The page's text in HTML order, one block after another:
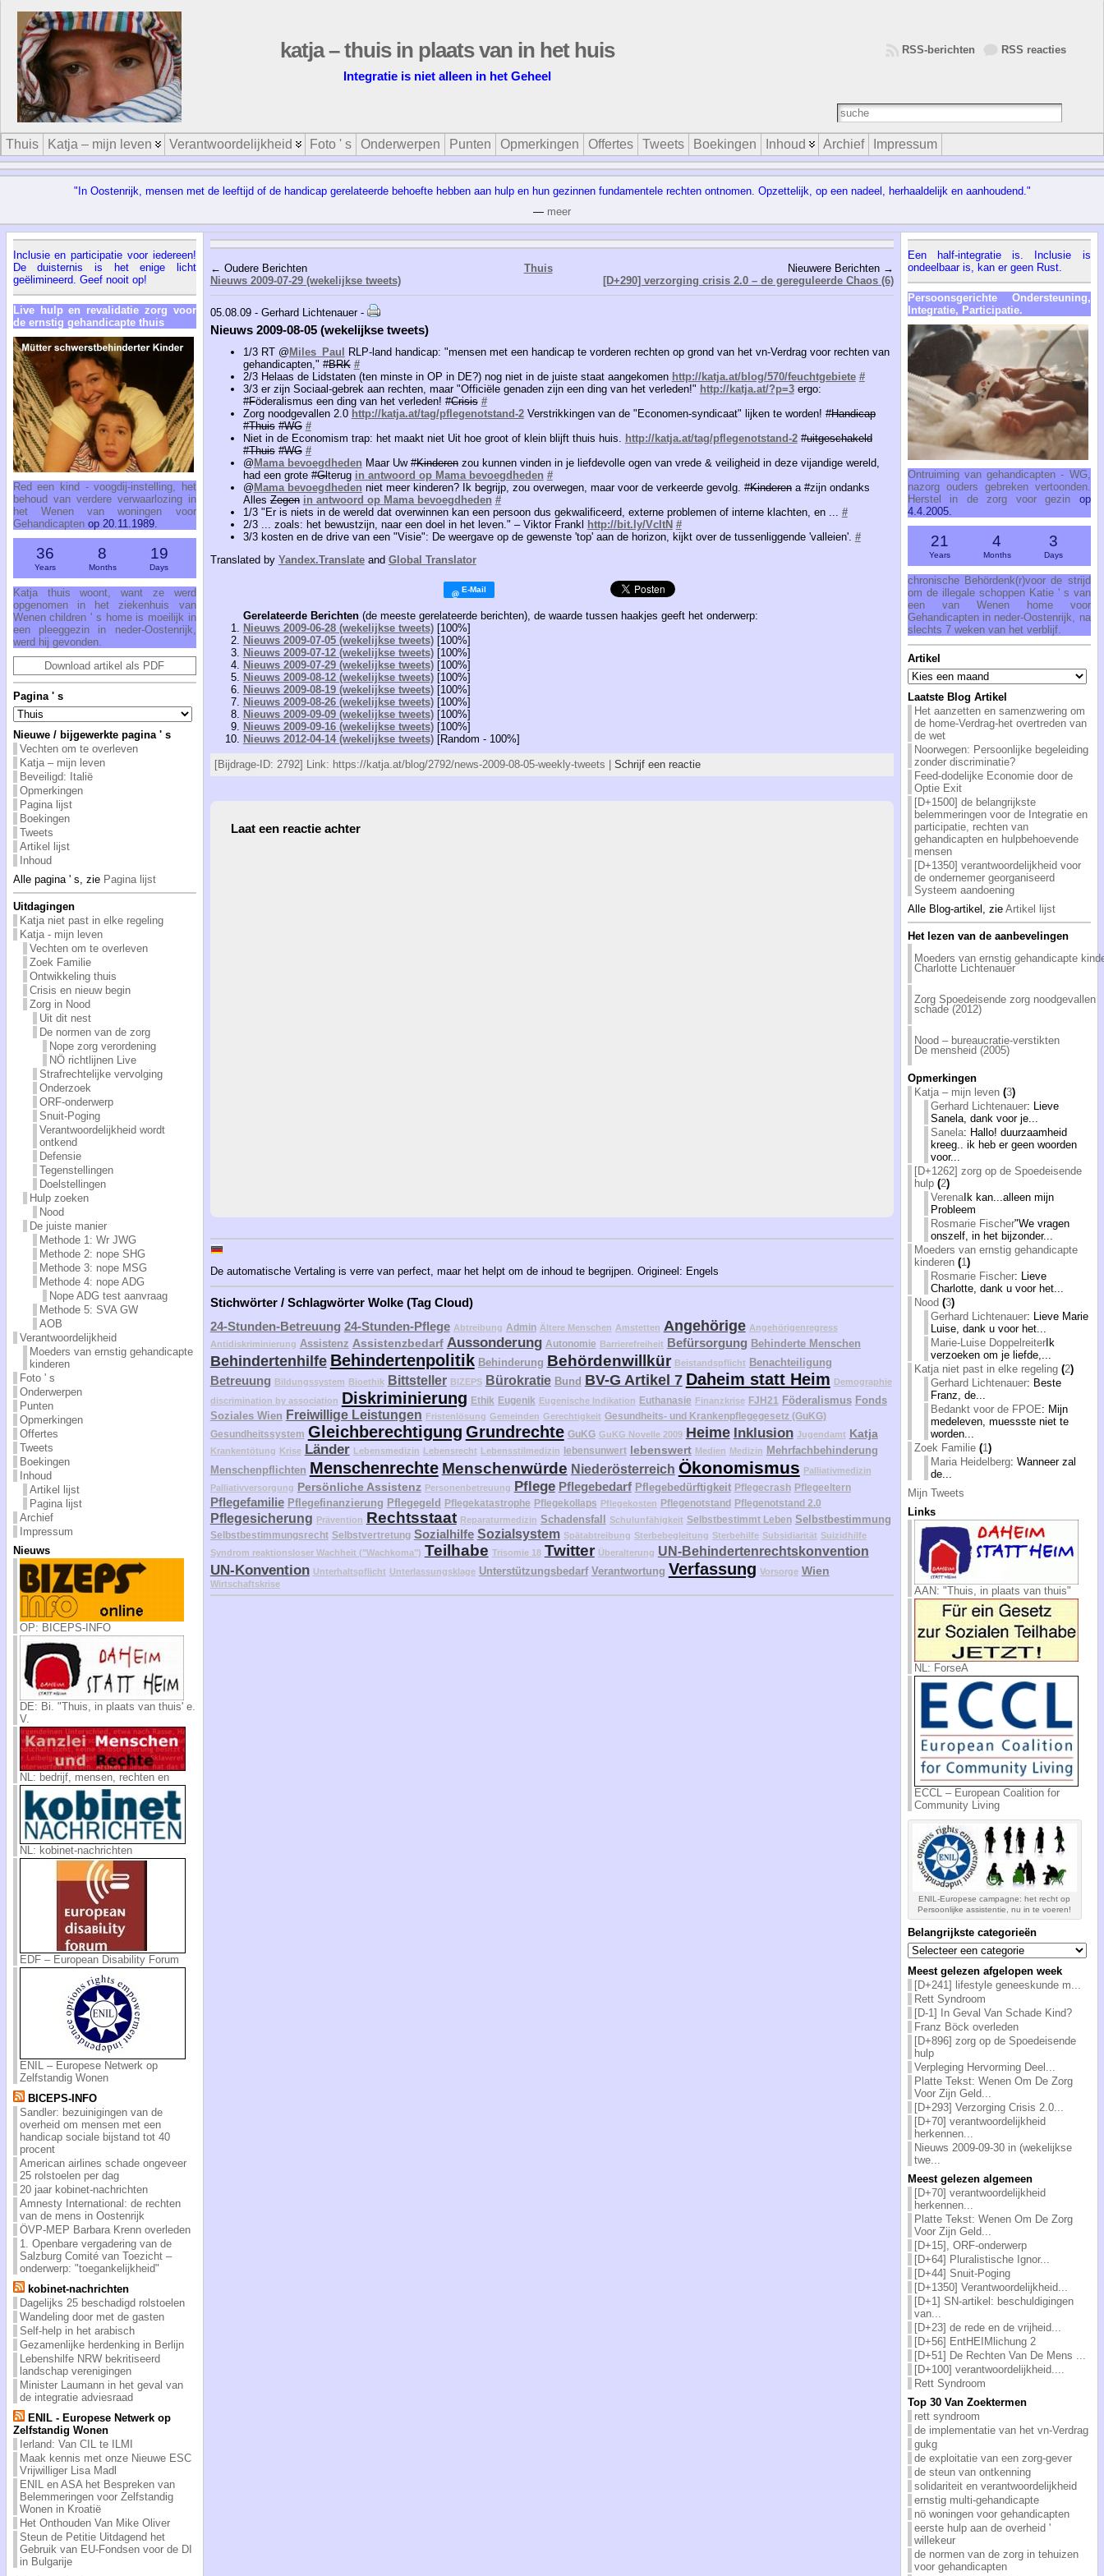
katja – thuis in plaats van in het huis
Integratie is niet alleen in het Geheel
RSS reacties
RSS-berichten
Thuis Katja – mijn leven Verantwoordelijkheid Foto ' s Onderwerpen Punten Opmerkingen Offertes Tweets Boekingen Inhoud Archief Impressum
"In Oostenrijk, mensen met de leeftijd of de handicap gerelateerde behoefte hebben aan hulp en hun gezinnen fundamentele rechten ontnomen. Opzettelijk, op een nadeel, herhaaldelijk en aanhoudend."
— meer
Inclusie en participatie voor iedereen!
De duisternis is het enige licht
geëlimineerd. Geef nooit op!
Live hulp en revalidatie zorg voor
de ernstig gehandicapte thuis
Red een kind - voogdij-instelling, het
behoud van verdere verwaarlozing in
het Wenen van woningen voor
Gehandicaptenop 20.11.1989.
36
Years
8
Months
19
Days
Katja thuis woont, want ze werd
opgenomen in het ziekenhuis van
Wenen children ' s home is moeilijk in
een pleeggezin in neder-Oostenrijk,
werd hij gevonden.
Download artikel als PDF
Pagina ' s
Nieuwe / bijgewerkte pagina ' s
Vechten om te overleven
Katja – mijn leven
Beveiligd: Italië
Opmerkingen
Pagina lijst
Boekingen
Tweets
Artikel lijst
Inhoud
Alle pagina ' s, zie Pagina lijst
Uitdagingen
Katja niet past in elke regeling
Katja - mijn leven
Vechten om te overleven
Zoek Familie
Ontwikkeling thuis
Crisis en nieuw begin
Zorg in Nood
Uit dit nest
De normen van de zorg
Nope zorg verordening
NÖ richtlijnen Live
Strafrechtelijke vervolging
Onderzoek
ORF-onderwerp
Snuit-Poging
Verantwoordelijkheid wordt
ontkend
Defensie
Tegenstellingen
Doelstellingen
Hulp zoeken
Nood
De juiste manier
Methode 1: Wr JWG
Methode 2: nope SHG
Methode 3: nope MSG
Methode 4: nope ADG
Nope ADG test aanvraag
Methode 5: SVA GW
AOB
Verantwoordelijkheid
Moeders van ernstig gehandicapte
kinderen
Foto ' s
Onderwerpen
Punten
Opmerkingen
Offertes
Tweets
Boekingen
Inhoud
Artikel lijst
Pagina lijst
Archief
Impressum
Nieuws
OP: BICEPS-INFO
DE: Bi. "Thuis, in plaats van thuis' e.
V.
NL: bedrijf, mensen, rechten en
NL: kobinet-nachrichten
EDF – European Disability Forum
ENIL – Europese Netwerk op
Zelfstandig Wonen
BICEPS-INFO
Sandler: bezuinigingen van de
overheid om mensen met een
handicap sociale bijstand tot 40
procent
American airlines schade ongeveer
25 rolstoelen per dag
20 jaar kobinet-nachrichten
Amnesty International: de rechten
van de mens in Oostenrijk
ÖVP-MEP Barbara Krenn overleden
1. Openbare vergadering van de
Salzburg Comité van Toezicht –
onderwerp: "toegankelijkheid"
kobinet-nachrichten
Dagelijks 25 beschadigd rolstoelen
Wandeling door met de gasten
Self-help in het arabisch
Gezamenlijke herdenking in Berlijn
Lebenshilfe NRW bekritiseerd
landschap verenigingen
Minister Laumann in het geval van
de integratie adviesraad
ENIL - Europese Netwerk op
Zelfstandig Wonen
Ierland: Van CIL te ILMI
Maak kennis met onze Nieuwe ESC
Vrijwilliger Lisa Madl
ENIL en ASA het Bespreken van
Belemmeringen voor Zelfstandig
Wonen in Kroatië
Het Onthouden Van Mike Oliver
Steun de Petitie Uitdagend het
Gebruik van EU-Fondsen voor de DI
in Bulgarije
← Oudere Berichten
Nieuws 2009-07-29 (wekelijkse tweets)
Thuis
Nieuwere Berichten →
[D+290] verzorging crisis 2.0 – de gereguleerde Chaos (6)
05.08.09 - Gerhard Lichtenauer -
Nieuws 2009-08-05 (wekelijkse tweets)
1/3 RT @ Miles_Paul
RLP-land handicap: "mensen met een handicap te vorderen rechten op grond van het vn-Verdrag voor rechten van
gehandicapten," #BRK #
2/3 Helaas de Lidstaten (ten minste in OP in DE?) nog niet in de juiste staat aangekomen http://katja.at/blog/570/feuchtgebiete #
3/3 er zijn Sociaal-gebrek aan rechten, maar "Officiële genaden zijn een ding van het verleden!" http://katja.at/?p=3ergo:
#Föderalismus een ding van het verleden! #Crisis #
Zorg noodgevallen 2.0 http://katja.at/tag/pflegenotstand-2Verstrikkingen van de "Economen-syndicaat" lijken te worden! #Handicap
#Thuis#WG #
Niet in de Economism trap: het maakt niet Uit hoe groot of klein blijft thuis huis. http://katja.at/tag/pflegenotstand-2#uitgeschakeld
#Thuis#WG #
@ Mama bevoegdheden Maar Uw #Kinderenzou kunnen vinden in je liefdevolle ogen van vrede & veiligheid in deze vijandige wereld,
had een grote #Glterug in antwoord op Mama bevoegdheden #
@ Mama bevoegdheden niet meer kinderen? Ik begrijp, zou overwegen, maar voor de verkeerde gevolg. #Kinderena #zijn ondanks
AllesZegen in antwoord op Mama bevoegdheden #
1/3 "Er is niets in de wereld dat overwinnen kan een persoon dus gekwalificeerd, externe problemen of interne klachten, en ... #
2/3 ... zoals: het bewustzijn, naar een doel in het leven." – Viktor Frankl http://bit.ly/VcItN #
3/3 kosten en de drive van een "Visie": De weergave op de gewenste 'top' aan de horizon, kijkt over de tussenliggende 'valleien'. #
Translated by Yandex.Translateand Global Translator
Gerelateerde Berichten(de meeste gerelateerde berichten), de waarde tussen haakjes geeft het onderwerp:
Nieuws 2009-06-28 (wekelijkse tweets)[100%]
Nieuws 2009-07-05 (wekelijkse tweets)[100%]
Nieuws 2009-07-12 (wekelijkse tweets)[100%]
Nieuws 2009-07-29 (wekelijkse tweets)[100%]
Nieuws 2009-08-12 (wekelijkse tweets)[100%]
Nieuws 2009-08-19 (wekelijkse tweets)[100%]
Nieuws 2009-08-26 (wekelijkse tweets)[100%]
Nieuws 2009-09-09 (wekelijkse tweets)[100%]
Nieuws 2009-09-16 (wekelijkse tweets)[100%]
Nieuws 2012-04-14 (wekelijkse tweets)[Random - 100%]
[Bijdrage-ID: 2792] Link: https://katja.at/blog/2792/news-2009-08-05-weekly-tweets | Schrijf een reactie
Laat een reactie achter
De automatische Vertaling is verre van perfect, maar het helpt om de inhoud te begrijpen. Origineel: Engels
Stichwörter / Schlagwörter Wolke (Tag Cloud)
24-Stunden-Betreuung 24-Stunden-Pflege Abtreibung Admin Ältere Menschen Amstetten Angehörige Angehörigenregress
Antidiskriminierung Assistenz Assistenzbedarf Aussonderung Autonomie Barrierefreiheit Befürsorgung Behinderte Menschen
Behindertenhilfe Behindertenpolitik Behinderung Behördenwillkür Beistandspflicht Benachteiligung
Betreuung Bildungssystem Bioethik Bittsteller BIZEPS Bürokratie Bund BV-G Artikel 7 Daheim statt Heim Demographie
discrimination by association Diskriminierung Ethik Eugenik Eugenische Indikation Euthanasie Finanzkrise FJH21 Föderalismus Fonds
Soziales Wien Freiwillige Leistungen Fristenlösung Gemeinden Gerechtigkeit Gesundheits- und Krankenpflegegesetz (GuKG)
Gesundheitssystem Gleichberechtigung Grundrechte GuKG GuKG Novelle 2009 Heime Inklusion Jugendamt Katja
Krankentötung Krise Länder Lebensmedizin Lebensrecht Lebensstilmedizin lebensunwert lebenswert Medien Medizin Mehrfachbehinderung
Menschenpflichten Menschenrechte Menschenwürde Niederösterreich Ökonomismus Palliativmedizin
Palliativversorgung Persönliche Assistenz Personenbetreuung Pflege Pflegebedarf Pflegebedürftigkeit Pflegecrash Pflegeeltern
Pflegefamilie Pflegefinanzierung Pflegegeld Pflegekatastrophe Pflegekollaps Pflegekosten Pflegenotstand Pflegenotstand 2.0
Pflegesicherung Prävention Rechtsstaat Reparaturmedizin Schadensfall Schulunfähigkeit Selbstbestimmt Leben Selbstbestimmung
Selbstbestimmungsrecht Selbstvertretung Sozialhilfe Sozialsystem Spätabtreibung Sterbebegleitung Sterbehilfe Subsidiarität Suizidhilfe
Syndrom reaktionsloser Wachheit ("Wachkoma") Teilhabe Trisomie 18 Twitter Überalterung UN-Behindertenrechtskonvention
UN-Konvention Unterhaltspflicht Unterlassungsklage Unterstützungsbedarf Verantwortung Verfassung Vorsorge Wien
Wirtschaftskrise
Een half-integratie is. Inclusie is
ondeelbaar is, kan er geen Rust.
Persoonsgerichte Ondersteuning,
Integratie, Participatie.
Ontruiming van gehandicapten - WG,
nazorg ouders gebreken vertoonden.
Herstel in de zorg voor gezin op
4.4.2005.
21
Years
4
Months
3
Days
chronische Behördenk(r)voor de strijd
om de illegale schoppen Katie ' s van
een van Wenen home voor
Gehandicapten in neder-Oostenrijk, na
slechts 7 weken van het verblijf.
Artikel
Artikel
Laatste Blog Artikel
Het aanzetten en samenzwering om
de home-Verdrag-het overtreden van
de wet
Noorwegen: Persoonlijke begeleiding
zonder discriminatie?
Feed-dodelijke Economie door de
Optie Exit
[D+1500] de belangrijkste
belemmeringen voor de Integratie en
participatie, rechten van
gehandicapten en hulpbehoevende
mensen
[D+1350] verantwoordelijkheid voor
de ondernemer georganiseerd
Systeem aandoening
Alle Blog-artikel, zie Artikel lijst
Het lezen van de aanbevelingen
Moeders van ernstig gehandicapte
Charlotte Lichtenauer
Zorg Spoedeisende zorg noodgevallen
schade (2012)
Nood – bureaucratie-verstikten
De mensheid (2005)
Opmerkingen
Katja – mijn leven(3)
Gerhard Lichtenauer: Lieve
Sanela, dank voor je...
Sanela: Hallo! duurzaamheid
kreeg.. ik heb er geen woorden
voor...
[D+1262] zorg op de Spoedeisende
hulp(2)
VerenaIk kan...alleen mijn
Probleem
Rosmarie Fischer"We vragen
onszelf, in het bijzonder...
Moeders van ernstig gehandicapte
kinderen(1 )
Rosmarie Fischer: Lieve
Charlotte, dank u voor het...
Nood (3)
Gerhard Lichtenauer: Lieve Marie
Luise, dank u voor het...
Marie-Luise DoppelreiterIk
verzoeken om je liefde,...
Katja niet past in elke regeling(2)
Gerhard Lichtenauer: Beste
Franz, de...
Bedankt voor de FPOE: Mijn
medeleven, muessste niet te
worden...
Zoek Familie(1 )
Maria Heidelberg: Wanneer zal
de...
Mijn Tweets
Links
AAN: "Thuis, in plaats van thuis"
NL: ForseA
ECCL – European Coalition for
Community Living
ENIL-Europese campagne: het recht op
Persoonlijke assistentie, nu in te voeren!
Belangrijkste categorieën
Belangrijkste
categorieën
Meest gelezen afgelopen week
[D+241] lifestyle geneeskunde m...
Rett Syndroom
[D-1] In Geval Van Schade Kind?
Franz Böck overleden
[D+896] zorg op de Spoedeisende
hulp
Verpleging Hervorming Deel...
Platte Tekst: Wenen Om De Zorg
Voor Zijn Geld...
[D+293] Verzorging Crisis 2.0...
[D+70] verantwoordelijkheid
herkennen...
Nieuws 2009-09-30 in (wekelijkse
twe...
Meest gelezen algemeen
[D+70] verantwoordelijkheid
herkennen...
Platte Tekst: Wenen Om De Zorg
Voor Zijn Geld...
[D+15], ORF-onderwerp
[D+64] Pluralistische Ignor...
[D+44] Snuit-Poging
[D+1350] Verantwoordelijkheid...
[D+1] SN-artikel: beschuldigingen
van...
[D+23] de rede en de vrijheid...
[D+56] EntHEIMlichung 2
[D+51] De Rechten Van De Mens ...
[D+100] verantwoordelijkheid....
Rett Syndroom
Top 30 Van Zoektermen
rett syndroom
de implementatie van het vn-Verdrag
gukg
de exploitatie van een zorg-gever
de steun van ontkenning
solidariteit en verantwoordelijkheid
ernstig multi-gehandicapte
nö woningen voor gehandicapten
eerste hulp aan de overheid '
willekeur
de normen van de zorg in tehuizen
voor gehandicapten